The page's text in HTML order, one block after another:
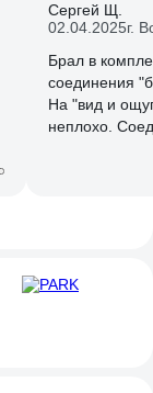
Сергей Щ.
02.04.2025г.
Брал в
соединения
На "вид и
неплохо.